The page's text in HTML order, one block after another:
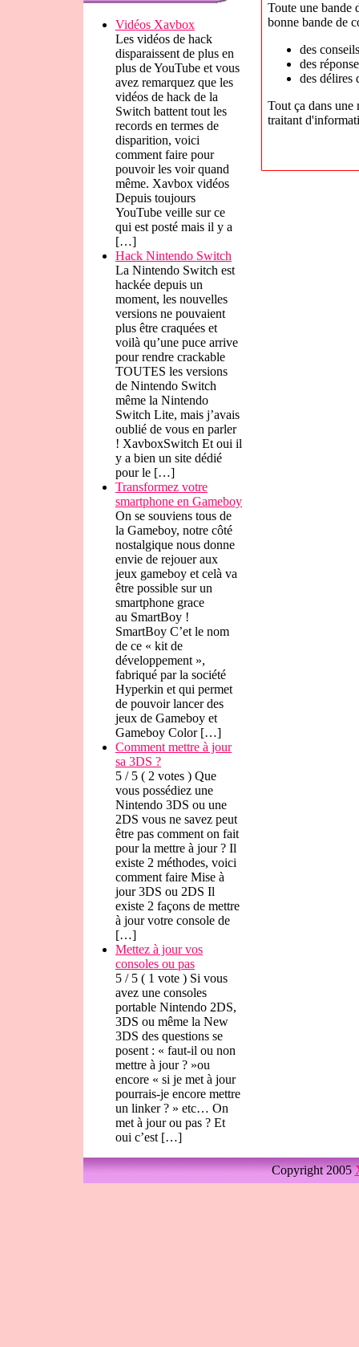
Vidéos Xavbox
Les vidéos de hack
disparaissent de plus en
plus de YouTube et vous
avez remarquez que les
vidéos de hack de la
Switch battent tout les
records en termes de
disparition, voici
comment faire pour
pouvoir les voir quand
même. Xavbox vidéos
Depuis toujours
YouTube veille sur ce
qui est posté mais il y a
[…]
Hack Nintendo Switch
La Nintendo Switch est
hackée depuis un
moment, les nouvelles
versions ne pouvaient
plus être craquées et
voilà qu’une puce arrive
pour rendre crackable
TOUTES les versions
de Nintendo Switch
même la Nintendo
Switch Lite, mais j’avais
oublié de vous en parler
! XavboxSwitch Et oui il
y a bien un site dédié
pour le […]
Transformez votre
smartphone en Gameboy
On se souviens tous de
la Gameboy, notre côté
nostalgique nous donne
envie de rejouer aux
jeux gameboy et celà va
être possible sur un
smartphone grace
au SmartBoy !
SmartBoy C’et le nom
de ce « kit de
développement »,
fabriqué par la société
Hyperkin et qui permet
de pouvoir lancer des
jeux de Gameboy et
Gameboy Color […]
Comment mettre à jour
sa 3DS ?
5 / 5 ( 2 votes ) Que
vous possédiez une
Nintendo 3DS ou une
2DS vous ne savez peut
être pas comment on fait
pour la mettre à jour ? Il
existe 2 méthodes, voici
comment faire Mise à
jour 3DS ou 2DS Il
existe 2 façons de mettre
à jour votre console de
[…]
Mettez à jour vos
consoles ou pas
5 / 5 ( 1 vote ) Si vous
avez une consoles
portable Nintendo 2DS,
3DS ou même la New
3DS des questions se
posent : « faut-il ou non
mettre à jour ? »ou
encore « si je met à jour
pourrais-je encore mettre
un linker ? » etc… On
met à jour ou pas ? Et
oui c’est […]
Toute une bande
bonne bande de
des conseils
des
des délires
Tout ça dans
traitant
Copyright 2005